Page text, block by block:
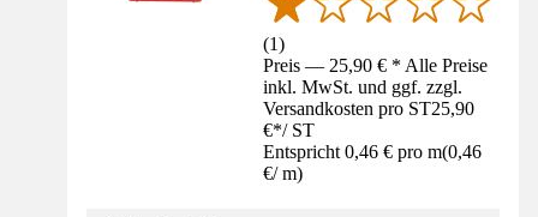
(1)
Preis — 25,90 € * Alle Preise
inkl. MwSt. und ggf. zzgl.
Versandkosten pro ST25,90
€*/ ST
Entspricht 0,46 € pro m(0,46
€/ m)